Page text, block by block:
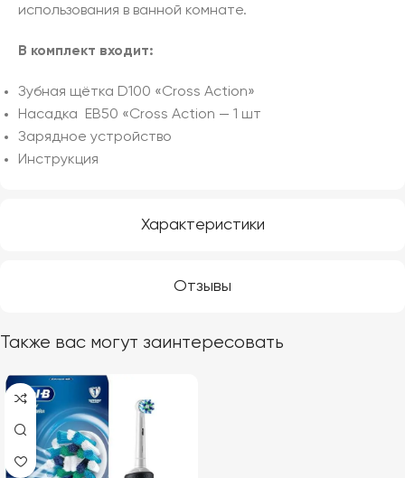
Характеристики
Отзывы
использования в ванной комнате.
В комплект входит:
Зубная щётка D100 «Cross Action»
Насадка ЕВ50 «Cross Action — 1 шт
Зарядное устройство
Инструкция
Также вас могут заинтересовать